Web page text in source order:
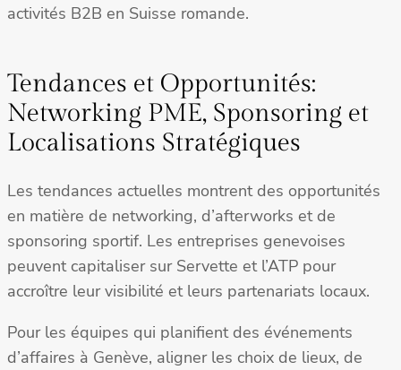
activités B2B en Suisse romande.
Tendances et Opportunités:
Networking PME, Sponsoring et
Localisations Stratégiques
Les tendances actuelles montrent des opportunités
en matière de networking, d’afterworks et de
sponsoring sportif. Les entreprises genevoises
peuvent capitaliser sur Servette et l’ATP pour
accroître leur visibilité et leurs partenariats locaux.
Pour les équipes qui planifient des événements
d’affaires à Genève, aligner les choix de lieux, de